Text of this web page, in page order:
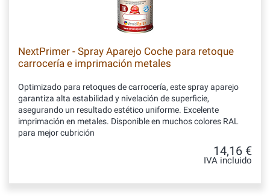
NextPrimer - Spray Aparejo Coche para retoque
carrocería e imprimación metales
Optimizado para retoques de carrocería, este spray aparejo
garantiza alta estabilidad y nivelación de superficie,
asegurando un resultado estético uniforme. Excelente
imprimación en metales. Disponible en muchos colores RAL
para mejor cubrición
14,16 €
IVA incluido